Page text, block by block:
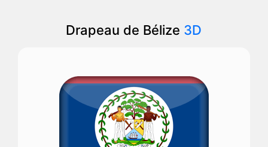
Drapeau de Bélize 3D